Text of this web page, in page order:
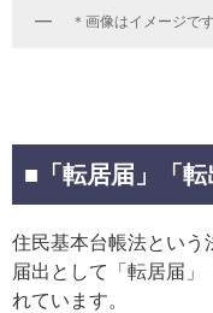
＊画像はイメージで
■「転居届」「
住民基本台帳法という
届出として「転居届」
れています。